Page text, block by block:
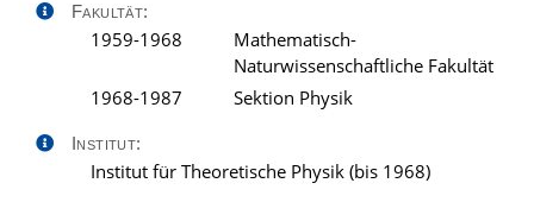
Fakultät:
1959-1968
Mathematisch-
Naturwissenschaftliche Fakultät
1968-1987
Sektion Physik
Institut:
Institut für Theoretische Physik (bis 1968)